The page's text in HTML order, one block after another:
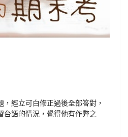
經立可白修正過後全部答對，
台語的情況，覺得他有作弊之